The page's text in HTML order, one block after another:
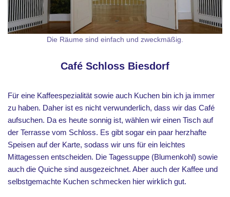
Die Räume sind einfach und zweckmäßig.
Café Schloss Biesdorf
Für eine Kaffeespezialität sowie auch Kuchen bin ich ja immer
zu haben. Daher ist es nicht verwunderlich, dass wir das Café
aufsuchen. Da es heute sonnig ist, wählen wir einen Tisch auf
der Terrasse vom Schloss. Es gibt sogar ein paar herzhafte
Speisen auf der Karte, sodass wir uns für ein leichtes
Mittagessen entscheiden. Die Tagessuppe (Blumenkohl) sowie
auch die Quiche sind ausgezeichnet. Aber auch der Kaffee und
selbstgemachte Kuchen schmecken hier wirklich gut.